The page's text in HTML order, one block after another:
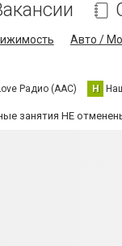
Авто /
Радио (AAC) Н
занятия НЕ